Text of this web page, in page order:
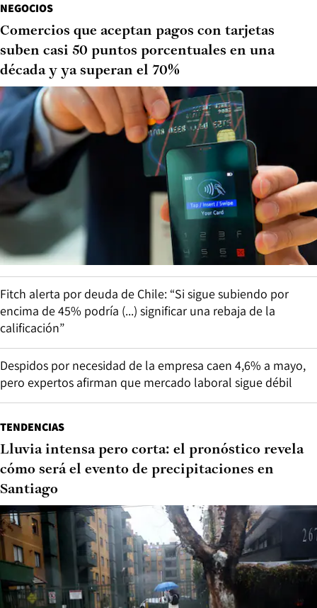
NEGOCIOS
Comercios que aceptan pagos con tarjetas
suben casi 50 puntos porcentuales en una
década y ya superan el 70%
Fitch alerta por deuda de Chile: “Si sigue subiendo por
encima de 45% podría (...) significar una rebaja de la
calificación”
Despidos por necesidad de la empresa caen 4,6% a mayo,
pero expertos afirman que mercado laboral sigue débil
TENDENCIAS
Lluvia intensa pero corta: el pronóstico revela
cómo será el evento de precipitaciones en
Santiago